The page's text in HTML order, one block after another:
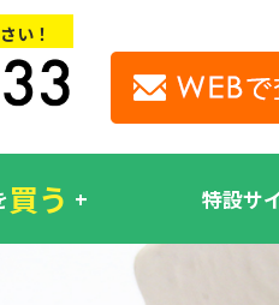
い！
買う 特設サ